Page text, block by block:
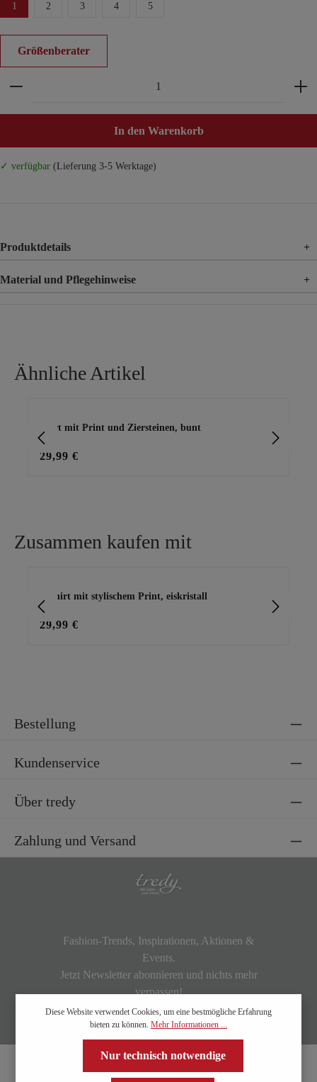
1 2 3 4 5
Größenberater
Produkt Anzahl: Gib den gewünschten Wert ein
In den Warenkorb
✓ verfügbar (Lieferung 3-5 Werktage)
Produktdetails +
Material und Pflegehinweise +
Ähnliche Artikel
Shirt mit Print und Ziersteinen, bunt
29,99 €
Zusammen kaufen mit
T-Shirt mit stylischem Print, eiskristall
29,99 €
Bestellung
Kundenservice
Über tredy
Zahlung und Versand
Fashion-Trends, Inspirationen, Aktionen &
Events.
Jetzt Newsletter abonnieren und nichts mehr
verpassen!
Diese Website verwendet Cookies, um eine bestmögliche Erfahrung
bieten zu können. Mehr Informationen ...
Nur technisch notwendige